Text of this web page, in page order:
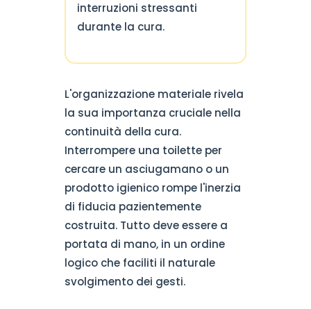
interruzioni stressanti
durante la cura.
L'organizzazione materiale rivela
la sua importanza cruciale nella
continuità della cura.
Interrompere una toilette per
cercare un asciugamano o un
prodotto igienico rompe l'inerzia
di fiducia pazientemente
costruita. Tutto deve essere a
portata di mano, in un ordine
logico che faciliti il naturale
svolgimento dei gesti.